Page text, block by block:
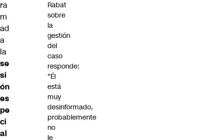
ra
m
ad
a
la
se
si
ón
es
pe
ci
al
Rabat
sobre
la
gestión
del
caso
responde:
"Él
está
muy
desinformado,
probablemente
no
le